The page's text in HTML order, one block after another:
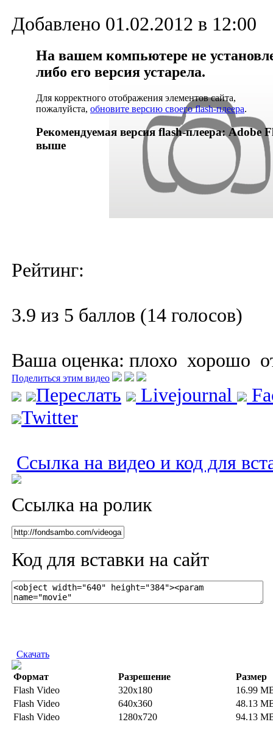
Добавлено 01.02.2012 в 12:00
На вашем компьютере не
либо его версия устарела.
Для корректного отображения элементов сайта,
пожалуйста, обновите версию своего flash-плеера.
Рекомендуемая версия flash-плеера: Adobe
выше
Рейтинг:
3.9 из 5 баллов (14 голосов)
Ваша оценка: плохо хорошо
Поделиться этим видео
Переслать Livejournal
Twitter
Ссылка на видео и код для
Ссылка на ролик
Код для вставки на сайт
Скачать
Формат Разрешение
Размер
Flash Video
320x180
16.99
Flash Video
640x360
48.13
Flash Video
1280x720 94.13